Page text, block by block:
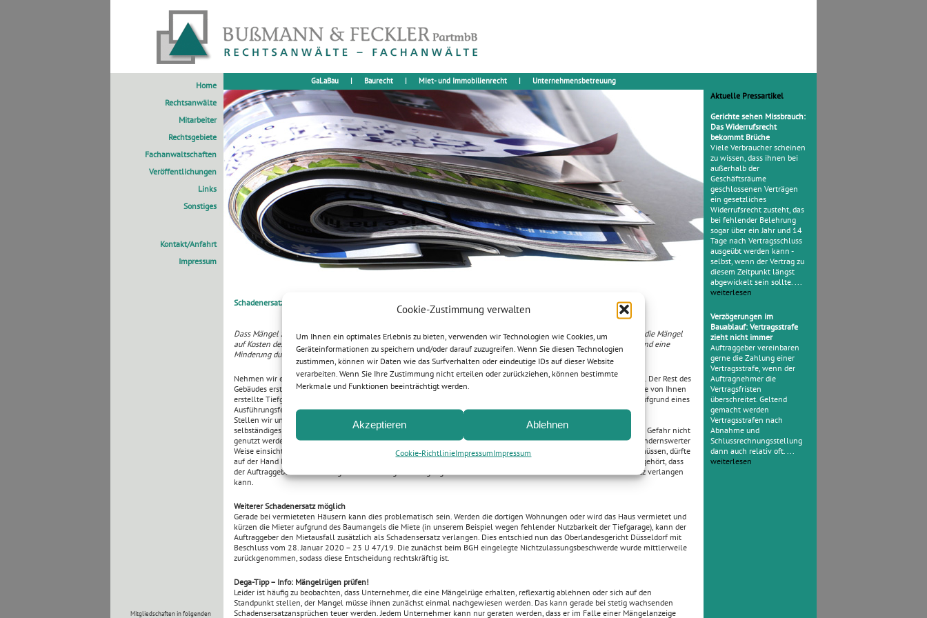
Cookie-Zustimmung verwalten
Um Ihnen ein optimales Erlebnis zu bieten, verwenden wir Technologien wie Cookies, um
Geräteinformationen zu speichern und/oder darauf zuzugreifen. Wenn Sie diesen Technologien
zustimmen, können wir Daten wie das Surfverhalten oder eindeutige IDs auf dieser Website
verarbeiten. Wenn Sie Ihre Zustimmung nicht erteilen oder zurückziehen, können bestimmte
Merkmale und Funktionen beeinträchtigt werden.
Akzeptieren Ablehnen
Cookie-RichtlinieImpressumImpressum
Home
Rechtsanwälte
Mitarbeiter
Rechtsgebiete
Fachanwaltschaften
Veröffentlichungen
Links
Sonstiges
Kontakt/Anfahrt
Impressum
Mitgliedschaften in folgenden
GaLaBau | Baurecht | Miet- und Immobilienrecht | Unternehmensbetreuung
Schadenersatzansprüche – Die überraschende Reichweite von Mängelrechten
Dass Mängel zu beseitigen sind, leuchtet ein. Dass dann, wenn man sich der Beseitigung verweigert, der Auftraggeber die Mängel
auf Kosten des Unternehmers beseitigen lassen kann, ist auch bekannt. Die mangelhafte Ausführung hinzunehmen und eine
Minderung durchzusetzen, ebenfalls. Die Mängelrechte enden an dieser Stelle noch immer nicht.
Nehmen wir einmal an, Sie würden die Außenanlagen nebst Tiefgaragenabfahrt an einem Neubauvorhaben erstellen. Der Rest des
Gebäudes erstrahlt bereits in schönstem Glanze, als Sie Ihre Arbeiten beenden. Es stellt sich nun leider heraus, dass die von Ihnen
erstellte Tiefgaragenabfahrt nicht nutzbar ist, weil ein Problem mit den diese eingrenzenden L-Steinen besteht, die aufgrund eines
Ausführungsfehlers nicht standsicher sind.
Stellen wir uns weiter vor, dieser Mangel wäre relativ leicht behebbar, dennoch wird zunächst ein länger andauerndes
selbständiges Beweisverfahren über den Mangel geführt. In dieser Zeit kann die Tiefgarage aufgrund der bestehenden Gefahr nicht
genutzt werden. Nehmen wir weiter an, das Ergebnis dieses Verfahrens wäre eindeutig, Sie zeigen sich zudem in bewundernswerter
Weise einsichtig und beseitigen das Problem. Dass Sie die Kosten des „verlorenen“ Beweisverfahrens insofern tragen müssen, dürfte
auf der Hand liegen und natürlich akzeptiert werden. Häufig vergessen wird aber, dass es auch zu den Mängelrechten gehört, dass
der Auftraggeber neben der eigentlichen Mängelbeseitigung nach § 634 Nr. 4 BGB zusätzlich weiteren Schadensersatz verlangen
kann.
Weiterer Schadenersatz möglich
Gerade bei vermieteten Häusern kann dies problematisch sein. Werden die dortigen Wohnungen oder wird das Haus vermietet und
kürzen die Mieter aufgrund des Baumangels die Miete (in unserem Beispiel wegen fehlender Nutzbarkeit der Tiefgarage), kann der
Auftraggeber den Mietausfall zusätzlich als Schadensersatz verlangen. Dies entschied nun das Oberlandesgericht Düsseldorf mit
Beschluss vom 28. Januar 2020 – 23 U 47/19. Die zunächst beim BGH eingelegte Nichtzulassungsbeschwerde wurde mittlerweile
zurückgenommen, sodass diese Entscheidung rechtskräftig ist.
Dega-Tipp – Info: Mängelrügen prüfen!
Leider ist häufig zu beobachten, dass Unternehmer, die eine Mängelrüge erhalten, reflexartig ablehnen oder sich auf den
Standpunkt stellen, der Mangel müsse ihnen zunächst einmal nachgewiesen werden. Das kann gerade bei stetig wachsenden
Schadensersatzansprüchen teuer werden. Jedem Unternehmer kann nur geraten werden, dass er im Falle einer Mängelanzeige
Aktuelle Pressartikel
Gerichte sehen Missbrauch:
Das Widerrufsrecht
bekommt Brüche
Viele Verbraucher scheinen
zu wissen, dass ihnen bei
außerhalb der
Geschäftsräume
geschlossenen Verträgen
ein gesetzliches
Widerrufsrecht zusteht, das
bei fehlender Belehrung
sogar über ein Jahr und 14
Tage nach Vertragsschluss
ausgeübt werden kann -
selbst, wenn der Vertrag zu
diesem Zeitpunkt längst
abgewickelt sein sollte. ...
weiterlesen
Verzögerungen im
Bauablauf: Vertragsstrafe
zieht nicht immer
Auftraggeber vereinbaren
gerne die Zahlung einer
Vertragsstrafe, wenn der
Auftragnehmer die
Vertragsfristen
überschreitet. Geltend
gemacht werden
Vertragsstrafen nach
Abnahme und
Schlussrechnungsstellung
dann auch relativ oft. ...
weiterlesen